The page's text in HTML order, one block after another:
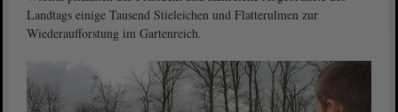
Landtags einige Tausend Stieleichen und Flatterulmen zur
Wiederaufforstung im Gartenreich.